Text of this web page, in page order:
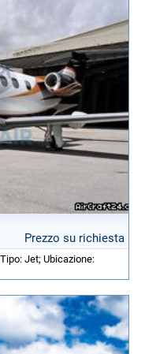
Prezzo su richiesta
Jet; Ubicazione: